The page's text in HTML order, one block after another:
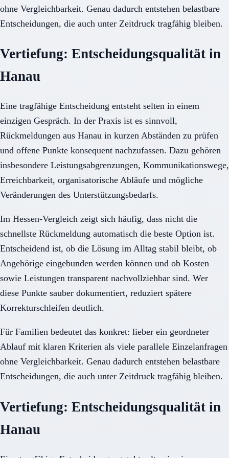
ohne Vergleichbarkeit. Genau dadurch entstehen belastbare
Entscheidungen, die auch unter Zeitdruck tragfähig bleiben.
Vertiefung: Entscheidungsqualität in
Hanau
Eine tragfähige Entscheidung entsteht selten in einem
einzigen Gespräch. In der Praxis ist es sinnvoll,
Rückmeldungen aus Hanau in kurzen Abständen zu prüfen
und offene Punkte konsequent nachzufassen. Dazu gehören
insbesondere Leistungsabgrenzungen, Kommunikationswege,
Erreichbarkeit, organisatorische Abläufe und mögliche
Veränderungen des Unterstützungsbedarfs.
Im Hessen-Vergleich zeigt sich häufig, dass nicht die
schnellste Rückmeldung automatisch die beste Option ist.
Entscheidend ist, ob die Lösung im Alltag stabil bleibt, ob
Angehörige eingebunden werden können und ob Kosten
sowie Leistungen transparent nachvollziehbar sind. Wer
diese Punkte sauber dokumentiert, reduziert spätere
Korrekturschleifen deutlich.
Für Familien bedeutet das konkret: lieber ein geordneter
Ablauf mit klaren Kriterien als viele parallele Einzelanfragen
ohne Vergleichbarkeit. Genau dadurch entstehen belastbare
Entscheidungen, die auch unter Zeitdruck tragfähig bleiben.
Vertiefung: Entscheidungsqualität in
Hanau